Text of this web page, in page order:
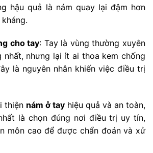
hậu quả là nám quay lại đậm hơn
cho tay: Tay là vùng thường xuyên
nhất, nhưng lại ít ai thoa kem chống
là nguyên nhân khiến việc điều trị
thiện nám ở tay hiệu quả và an toàn,
là chọn đúng nơi điều trị uy tín,
môn cao để được chẩn đoán và xử